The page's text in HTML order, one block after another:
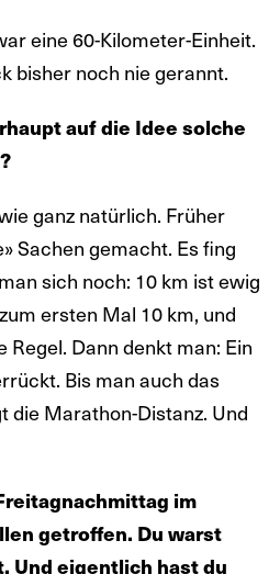
eine 60-Kilometer-Einheit.
bisher noch nie gerannt.
auf die Idee solche
ganz natürlich. Früher
Sachen gemacht. Es fing
sich noch: 10 km ist ewig
ersten Mal 10 km, und
Regel. Dann denkt man: Ein
Bis man auch das
die Marathon-Distanz. Und
im
getroffen. Du warst
Und eigentlich hast du